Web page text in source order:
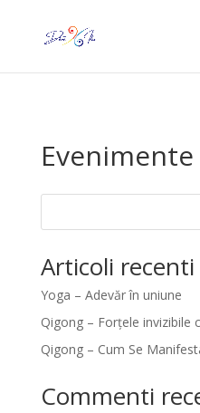
Evenimente
Articoli recenti
Yoga – Adevăr în uniune
Qigong – Forțele invizibile
Qigong – Cum Se
Commenti